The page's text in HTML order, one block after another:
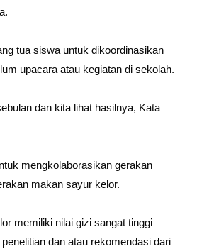
tua siswa untuk dikoordinasikan
upacara atau kegiatan di sekolah.
dan kita lihat hasilnya, Kata
mengkolaborasikan gerakan
makan sayur kelor.
memiliki nilai gizi sangat tinggi
dan atau rekomendasi dari